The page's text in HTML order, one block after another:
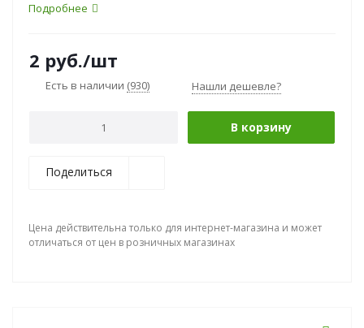
Подробнее
2 руб./шт
Есть в наличии (930) Нашли дешевле?
В корзину
Поделиться
Цена действительна только для интернет-магазина и может
отличаться от цен в розничных магазинах